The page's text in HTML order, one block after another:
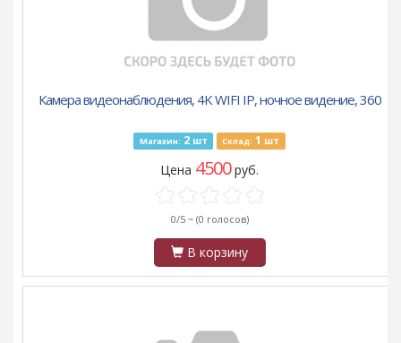
Камера видеонаблюдения, 4K WIFI IP, ночное видение, 360
Магазин: 2шт Склад: 1 шт
Цена 4500руб.
0/5 ~ (0 голосов)
В корзину